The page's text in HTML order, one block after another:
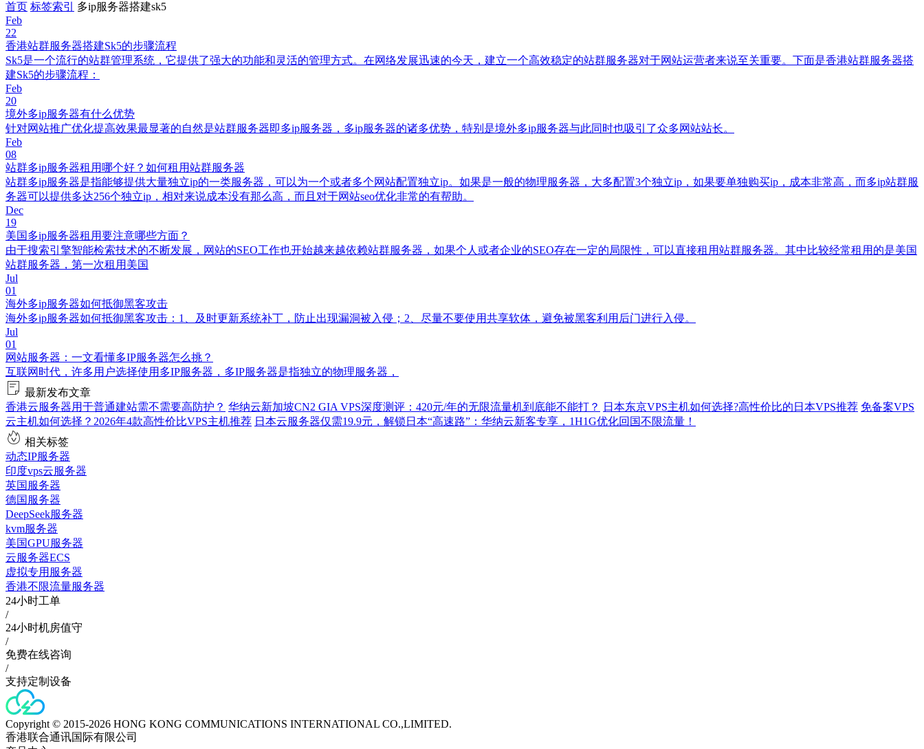
首页 标签索引
多ip服务器搭建sk5
Feb
22
香港站群服务器搭建Sk5的步骤流程
Sk5是一个流行的站群管理系统，它提供了强大的功能和灵活的管理方式。在网络发展迅速的今天，建立一个高效稳定的站群服务器对于网站运营者来说至关重要。下面是香港站群服务器搭
建Sk5的步骤流程：
Feb
20
境外多ip服务器有什么优势
针对网站推广优化提高效果最显著的自然是站群服务器即多ip服务器，多ip服务器的诸多优势，特别是境外多ip服务器与此同时也吸引了众多网站站长。
Feb
08
站群多ip服务器租用哪个好？如何租用站群服务器
站群多ip服务器是指能够提供大量独立ip的一类服务器，可以为一个或者多个网站配置独立ip。如果是一般的物理服务器，大多配置3个独立ip，如果要单独购买ip，成本非常高，而多ip站群服
务器可以提供多达256个独立ip，相对来说成本没有那么高，而且对于网站seo优化非常的有帮助。
Dec
19
美国多ip服务器租用要注意哪些方面？
由于搜索引擎智能检索技术的不断发展，网站的SEO工作也开始越来越依赖站群服务器，如果个人或者企业的SEO存在一定的局限性，可以直接租用站群服务器。其中比较经常租用的是美国
站群服务器，第一次租用美国
Jul
01
海外多ip服务器如何抵御黑客攻击
海外多ip服务器如何抵御黑客攻击：1、及时更新系统补丁，防止出现漏洞被入侵；2、尽量不要使用共享软体，避免被黑客利用后门进行入侵。
Jul
01
网站服务器：一文看懂多IP服务器怎么挑？
互联网时代，许多用户选择使用多IP服务器，多IP服务器是指独立的物理服务器，
最新发布文章
香港云服务器用于普通建站需不需要高防护？ 华纳云新加坡CN2 GIA VPS深度测评：420元/年的无限流量机到底能不能打？ 日本东京VPS主机如何选择?高性价比的日本VPS推荐 免备案VPS
云主机如何选择？2026年4款高性价比VPS主机推荐 日本云服务器仅需19.9元，解锁日本“高速路”：华纳云新客专享，1H1G优化回国不限流量！
相关标签
动态IP服务器
印度vps云服务器
英国服务器
德国服务器
DeepSeek服务器
kvm服务器
美国GPU服务器
云服务器ECS
虚拟专用服务器
香港不限流量服务器
24小时工单
/
24小时机房值守
/
免费在线咨询
/
支持定制设备
Copyright © 2015-2026 HONG KONG COMMUNICATIONS INTERNATIONAL CO.,LIMITED.
香港联合通讯国际有限公司